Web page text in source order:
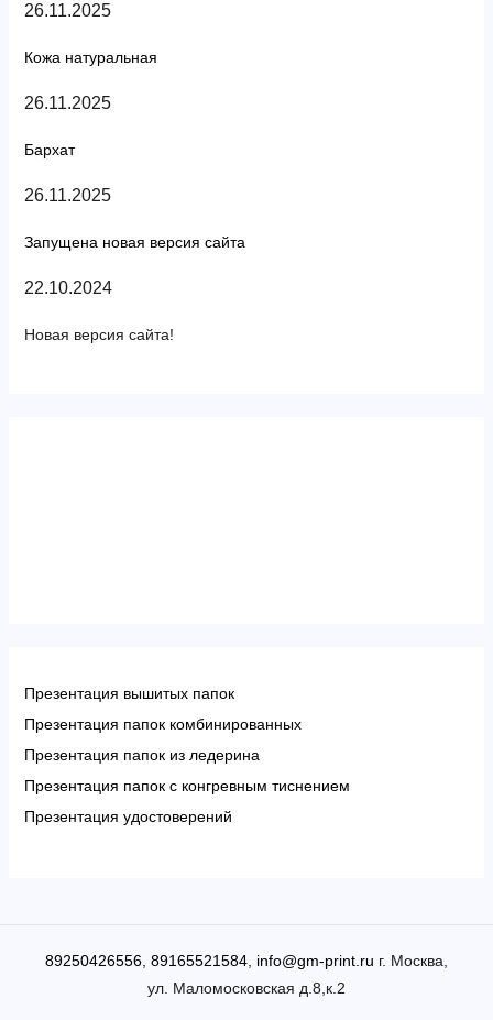
26.11.2025
Кожа натуральная
26.11.2025
Бархат
26.11.2025
Запущена новая версия сайта
22.10.2024
Новая версия сайта!
Презентация вышитых папок
Презентация папок комбинированных
Презентация папок из ледерина
Презентация папок с конгревным тиснением
Презентация удостоверений
89250426556, 89165521584, info@gm-print.ru г. Москва,
ул. Маломосковская д.8,к.2